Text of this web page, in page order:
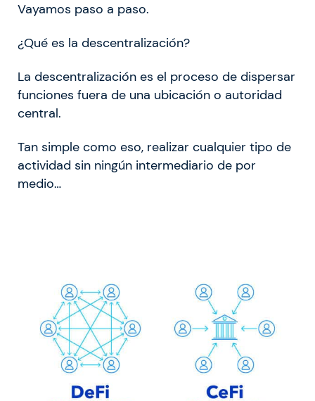
Vayamos paso a paso.
¿Qué es la descentralización?
La descentralización es el proceso de dispersar
funciones fuera de una ubicación o autoridad
central.
Tan simple como eso, realizar cualquier tipo de
actividad sin ningún intermediario de por
medio…